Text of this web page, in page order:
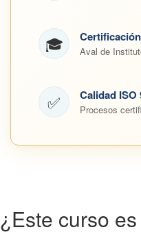
🎓 Aval de
✅ Calidad ISO
Procesos
¿Este curso